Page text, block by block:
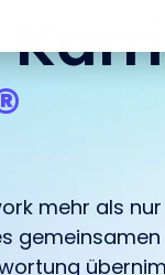
mit
Vermeide
Beginn
über die
Finde
Marken bei
Umsetzung
Zehn
diesen
Instagram,
Twitch &
beginnen
deine
mehr als
gemeinsamen